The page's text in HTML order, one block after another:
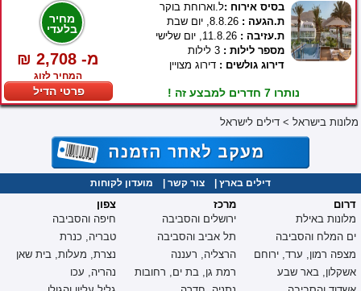
מחיר
בלעדי
₪ 2,708 -מ
המחיר לזוג
פרטי הדיל
בסיס אירוח :ל.וארוחת בוקר
ת.הגעה :
ת.עזיבה :
מספר לילות :
דירוג גולשים : דירוג מצויין
נותרו 7 חדרים למבצע זה !
מלונות בישראל > דילים לישראל
דילים בארץ צור קשר מועדון לקוחות
צפון
חיפה והסביבה
טבריה, כנרת
נצרת, מעלות, בית שאן
נהריה, עכו
מרכז
ירושלים והסביבה
תל אביב והסביבה
הרצליה, רעננה
רמת גן, בת ים, רחובות
דרום
מלונות באילת
ים המלח והסביבה
מצפה רמון, ערד, ירוחם
אשקלון, באר שבע